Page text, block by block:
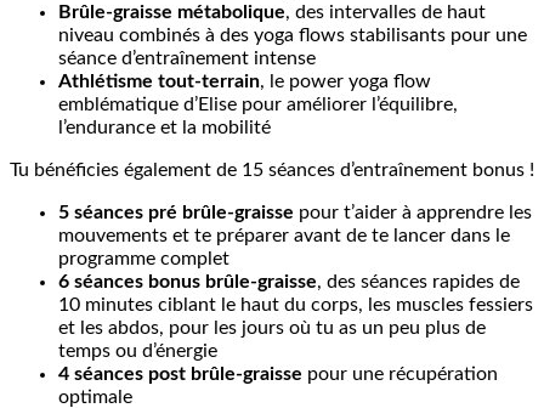
Brûle-graisse métabolique, des intervalles de haut
niveau combinés à des yoga flows stabilisants pour une
séance d’entraînement intense
Athlétisme tout-terrain, le power yoga flow
emblématique d’Elise pour améliorer l’équilibre,
l’endurance et la mobilité
Tu bénéficies également de 15 séances d’entraînement bonus !
5 séances pré brûle-graisse pour t’aider à apprendre les
mouvements et te préparer avant de te lancer dans le
programme complet
6 séances bonus brûle-graisse, des séances rapides de
10 minutes ciblant le haut du corps, les muscles fessiers
et les abdos, pour les jours où tu as un peu plus de
temps ou d’énergie
4 séances post brûle-graisse pour une récupération
optimale